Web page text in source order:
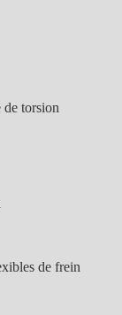
torsion
de frein